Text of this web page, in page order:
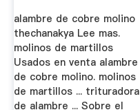
alambre de cobre molino
thechanakya Lee mas.
molinos de martillos
Usados en venta alambre
de cobre molino. molinos
de martillos ... trituradora
de alambre ... Sobre el